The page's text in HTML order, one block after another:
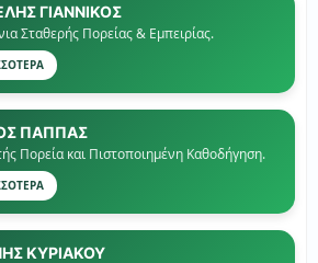
ΓΙΑΝΝΙΚΟΣ
Σταθερής Πορείας & Εμπειρίας.
ΠΑΠΠΑΣ
Πορεία και Πιστοποιημένη Καθοδήγηση.
ΚΥΡΙΑΚΟΥ